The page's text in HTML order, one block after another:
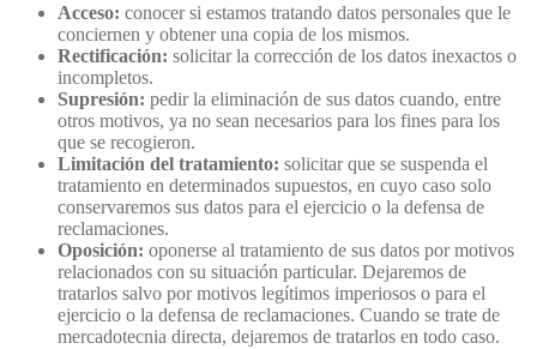
Acceso: conocer si estamos tratando datos personales que le
conciernen y obtener una copia de los mismos.
Rectificación: solicitar la corrección de los datos inexactos o
incompletos.
Supresión: pedir la eliminación de sus datos cuando, entre
otros motivos, ya no sean necesarios para los fines para los
que se recogieron.
Limitación del tratamiento: solicitar que se suspenda el
tratamiento en determinados supuestos, en cuyo caso solo
conservaremos sus datos para el ejercicio o la defensa de
reclamaciones.
Oposición: oponerse al tratamiento de sus datos por motivos
relacionados con su situación particular. Dejaremos de
tratarlos salvo por motivos legítimos imperiosos o para el
ejercicio o la defensa de reclamaciones. Cuando se trate de
mercadotecnia directa, dejaremos de tratarlos en todo caso.